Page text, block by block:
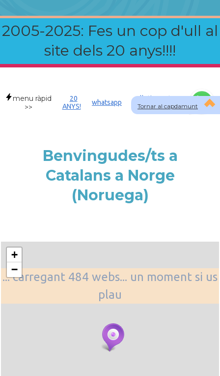
2005-2025: Fes un cop d'ull al
site dels 20 anys!!!!
Tornar al capdamunt
menu ràpid
>>
20
ANYS!
whatsapp
Allotjament a
NOR
Benvingudes/ts a
Catalans a Norge
(Noruega)
... carregant 484 webs... un moment si us
plau
+
−